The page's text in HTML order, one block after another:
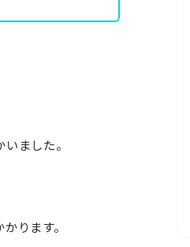
ました。
ります。